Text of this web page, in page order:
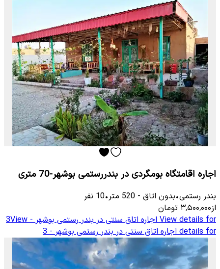
اجاره اقامتگاه بومگردی در بندررستمی بوشهر-70 متری
بندر رستمی•بدون اتاق -
520 متر•
10 نفر
از۳٬۵۰۰٬۰۰۰ تومان
View details for اجاره اتاق سنتی در بندر رستمی بوشهر - 3View
details for اجاره اتاق سنتی در بندر رستمی بوشهر - 3